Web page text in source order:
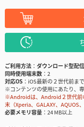
ご利用方法
ダウンロード型配
同時使用端末数
2
対応OS
iOS最新の２世代前ま
※コンテンツの使用にあたり、
※Androidは、Android２世代前
末（Xperia、GALAXY、AQUOS
必要メモリ容量
24 MB以上